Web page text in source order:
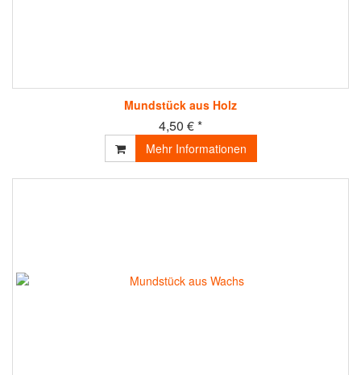
Mundstück aus Holz
4,50 € *
Mehr Informationen